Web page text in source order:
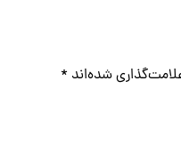
شده‌اند *